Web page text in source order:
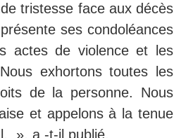
tristesse face aux décès
ses condoléances
actes de violence et les
exhortons toutes les
de la personne. Nous
et appelons à la tenue
», a -t-il publié.